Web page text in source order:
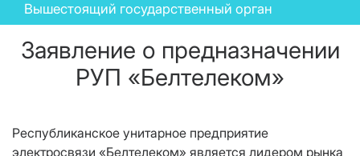
Вышестоящий государственный орган
Заявление о предназначении
РУП «Белтелеком»
Республиканское унитарное предприятие
электросвязи «Белтелеком» является лидером рынка